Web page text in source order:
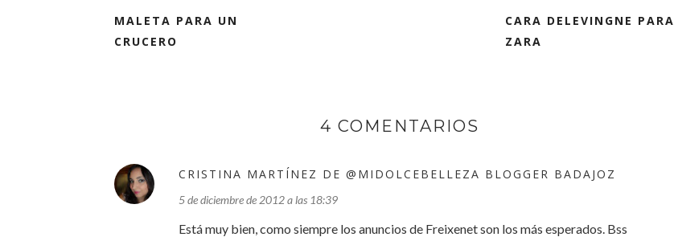
MALETA PARA UN
CRUCERO
CARA DELEVINGNE PARA
ZARA
4 COMENTARIOS
CRISTINA MARTÍNEZ DE @MIDOLCEBELLEZA BLOGGER BADAJOZ
5 de diciembre de 2012 a las 18:39
Está muy bien, como siempre los anuncios de Freixenet son los más esperados. Bss